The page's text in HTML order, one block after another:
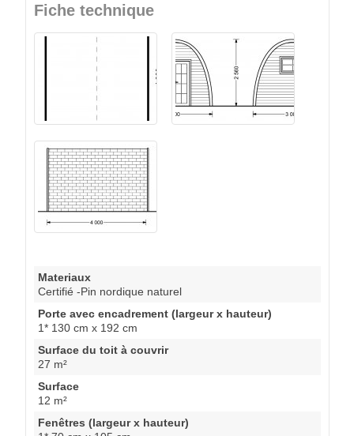
Fiche technique
Materiaux
Certifié -Pin nordique naturel
Porte avec encadrement (largeur x hauteur)
1* 130 cm x 192 cm
Surface du toit à couvrir
27 m²
Surface
12 m²
Fenêtres (largeur x hauteur)